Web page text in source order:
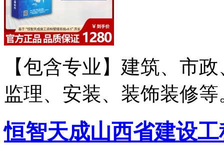
【包含专业】建筑、市
监理、安装、装饰装修等
恒智天成山西省建设